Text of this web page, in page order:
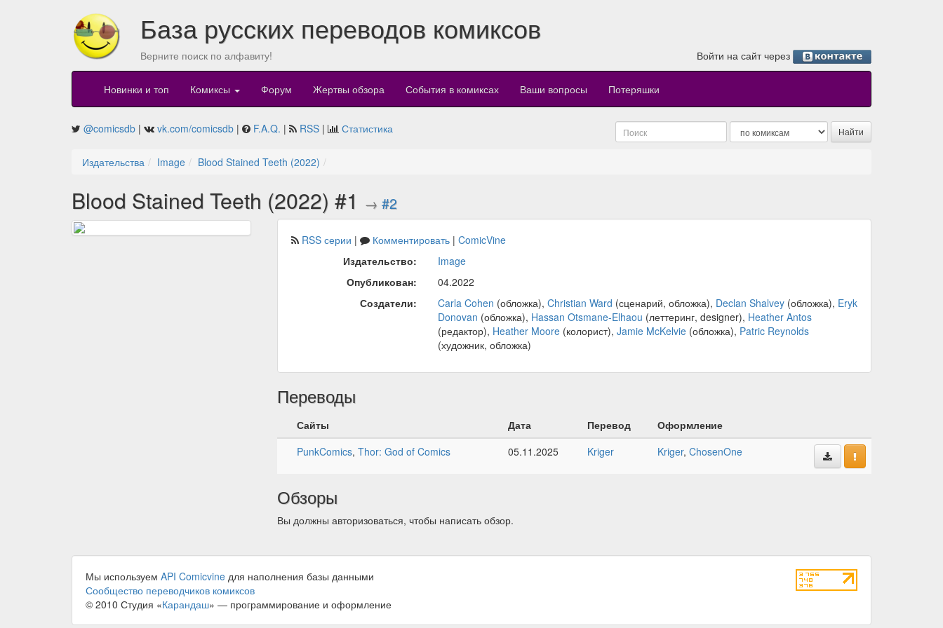
База русских переводов комиксов
Верните поиск по алфавиту! Войти на сайт через
Новинки и топ Комиксы Форум Жертвы обзора События в комиксах Ваши вопросы Потеряшки
@comicsdb | vk.com/comicsdb | F.A.Q. | RSS | Статистика
Издательства Image Blood Stained Teeth (2022)
Blood Stained Teeth (2022) #1 → #2
RSS серии | Комментировать| ComicVine
Издательство:
Image
Опубликован:
04.2022
Создатели:
Carla Cohen (обложка), Christian Ward (сценарий, обложка), Declan Shalvey(обложка), Eryk
Donovan (обложка), Hassan Otsmane-Elhaou (леттеринг, designer), Heather Antos
(редактор), Heather Moore(колорист), Jamie McKelvie(обложка), Patric Reynolds
(художник, обложка)
Переводы
Сайты Дата Перевод
Оформление
PunkComics, Thor: God of Comics 05.11.2025 Kriger Kriger, ChosenOne
Обзоры
Вы должны авторизоваться, чтобы написать обзор.
Мы используем API Comicvine для наполнения базы данными
Сообщество переводчиков комиксов
© 2010 Студия «Карандаш» — программирование и оформление